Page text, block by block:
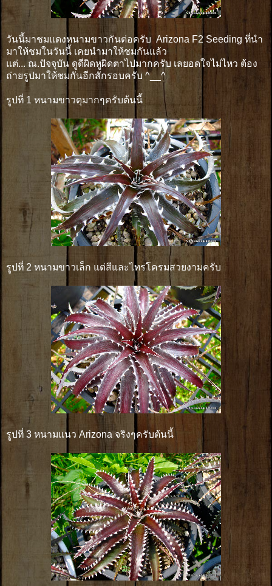
วันนี้มาชมแดงหนามขาวกันต่อครับ Arizona F2 Seeding ที่นำ
มาให้ชมในวันนี้ เคยนำมาให้ชมกันแล้ว
แต่... ณ.ปัจจุบัน ดูดีผิดหูผิดตาไปมากครับ เลยอดใจไม่ไหว ต้อง
ถ่ายรูปมาให้ชมกันอีกสักรอบครับ ^__^
รูปที่ 1 หนามขาวดุมากๆครับต้นนี้
รูปที่ 2 หนามขาวเล็ก แต่สีและไทรโครมสวยงามครับ
รูปที่ 3 หนามแนว Arizona จริงๆครับต้นนี้